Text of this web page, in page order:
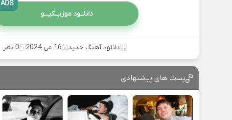
دانلــود موزیــکیـــو
ADS
دانلود آهنگ جدید 16 می 2024 0 نظر
پست های پیشنهادی